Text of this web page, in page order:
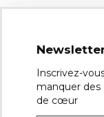
Inscrivez-
manquer des
de cœur